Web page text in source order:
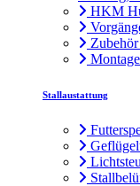
HKM
Stallaustattung